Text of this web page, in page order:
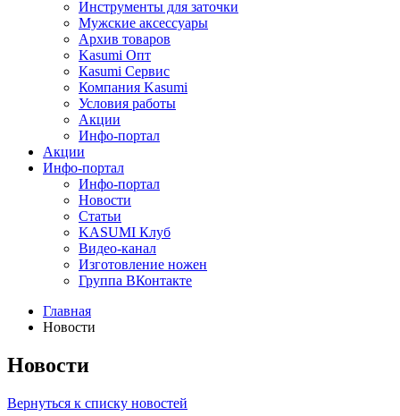
Инструменты для заточки
Мужские аксессуары
Архив товаров
Kasumi Опт
Кasumi Сервис
Компания Kasumi
Условия работы
Акции
Инфо-портал
Акции
Инфо-портал
Инфо-портал
Новости
Статьи
KASUMI Клуб
Видео-канал
Изготовление ножен
Группа ВКонтакте
Главная
Новости
Новости
Вернуться к списку новостей